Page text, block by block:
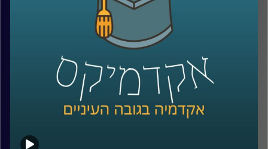
היקף התופעה, על האתגרים שהיא מציבה ועל
הרצון האנושי, שעדיין קיים, לתוכן אותנטי
קרדיט תמונות: AudioVersity